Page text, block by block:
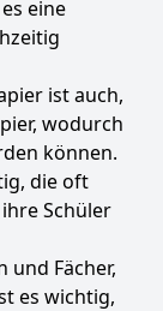
eine
ist auch,
wodurch
können.
die oft
Schüler
Fächer,
es wichtig,